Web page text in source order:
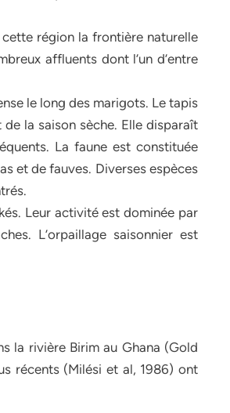
région la frontière naturelle
affluents dont l’un d’entre
le long des marigots. Le tapis
la saison sèche. Elle disparaît
La faune est constituée
et de fauves. Diverses espèces
Leur activité est dominée par
L’orpaillage saisonnier est
la rivière Birim au Ghana (Gold
récents (Milési et al, 1986) ont